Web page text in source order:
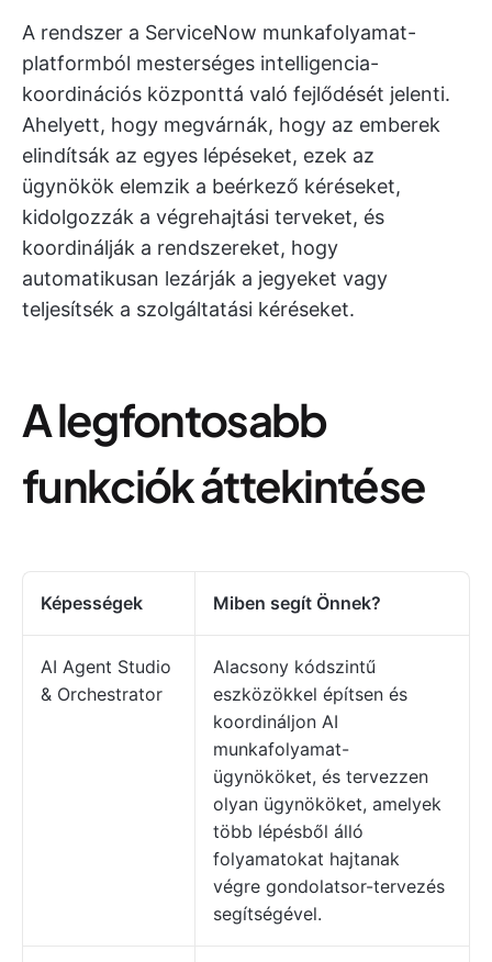
A rendszer a ServiceNow munkafolyamat-
platformból mesterséges intelligencia-
koordinációs központtá való fejlődését jelenti.
Ahelyett, hogy megvárnák, hogy az emberek
elindítsák az egyes lépéseket, ezek az
ügynökök elemzik a beérkező kéréseket,
kidolgozzák a végrehajtási terveket, és
koordinálják a rendszereket, hogy
automatikusan lezárják a jegyeket vagy
teljesítsék a szolgáltatási kéréseket.
A legfontosabb
funkciók áttekintése
Képességek Miben segít Önnek?
AI Agent Studio
& Orchestrator
Alacsony kódszintű
eszközökkel építsen és
koordináljon AI
munkafolyamat-
ügynököket, és tervezzen
olyan ügynököket, amelyek
több lépésből álló
folyamatokat hajtanak
végre gondolatsor-tervezés
segítségével.